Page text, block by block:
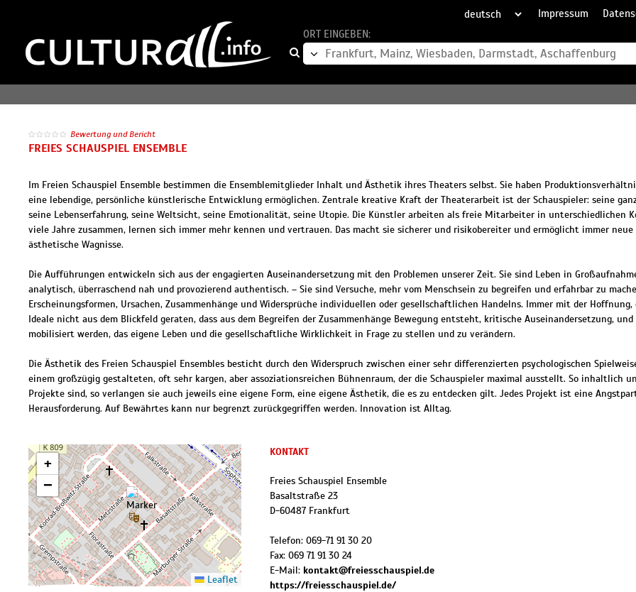
Impressum
ORT EINGEBEN:
Bewertung und Bericht
FREIES SCHAUSPIEL ENSEMBLE
Im Freien Schauspiel Ensemble bestimmen die Ensemblemitglieder Inhalt und Ästhetik ihres Theaters selbst. Sie haben
eine lebendige, persönliche künstlerische Entwicklung ermöglichen. Zentrale kreative Kraft der Theaterarbeit ist der Schauspieler: seine
seine Lebenserfahrung, seine Weltsicht, seine Emotionalität, seine Utopie. Die Künstler arbeiten als freie Mitarbeiter in unterschiedlichen
viele Jahre zusammen, lernen sich immer mehr kennen und vertrauen. Das macht sie sicherer und risikobereiter und ermöglicht immer
ästhetische Wagnisse.
Die Aufführungen entwickeln sich aus der engagierten Auseinandersetzung mit den Problemen unserer Zeit. Sie sind Leben in
analytisch, überraschend nah und provozierend authentisch. – Sie sind Versuche, mehr vom Menschsein zu begreifen und erfahrbar zu
Erscheinungsformen, Ursachen, Zusammenhänge und Widersprüche individuellen oder gesellschaftlichen Handelns. Immer mit der
Ideale nicht aus dem Blickfeld geraten, dass aus dem Begreifen der Zusammenhänge Bewegung entsteht, kritische Auseinandersetzung,
mobilisiert werden, das eigene Leben und die gesellschaftliche Wirklichkeit in Frage zu stellen und zu verändern.
Die Ästhetik des Freien Schauspiel Ensembles besticht durch den Widerspruch zwischen einer sehr differenzierten psychologischen
einem großzügig gestalteten, oft sehr kargen, aber assoziationsreichen Bühnenraum, der die Schauspieler maximal ausstellt. So inhaltlich
Projekte sind, so verlangen sie auch jeweils eine eigene Form, eine eigene Ästhetik, die es zu entdecken gilt. Jedes Projekt ist eine
Herausforderung. Auf Bewährtes kann nur begrenzt zurückgegriffen werden. Innovation ist Alltag.
+
−
Leaflet
KONTAKT
Freies Schauspiel Ensemble
Basaltstraße 23
D-60487 Frankfurt
Telefon: 069-71 91 30 20
Fax: 069 71 91 30 24
E-Mail: kontakt@freiesschauspiel.de
https://freiesschauspiel.de/